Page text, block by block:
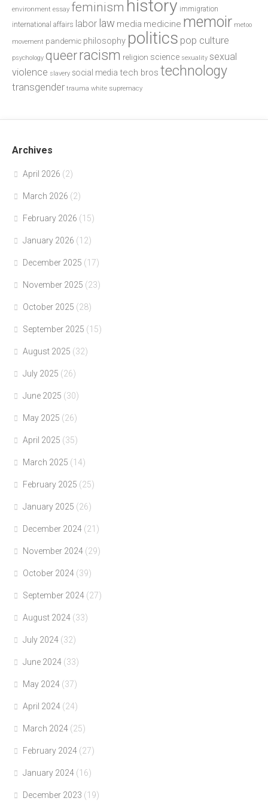
environment essay feminism history immigration
international affairs labor law media medicine memoir metoo
movement pandemic philosophy politics pop culture
psychology queerracism religion science sexuality sexual
violence slavery social media tech bros technology
transgender trauma white supremacy
Archives
April 2026 (2)
March 2026 (2)
February 2026 (15)
January 2026 (12)
December 2025 (17)
November 2025 (23)
October 2025 (28)
September 2025 (15)
August 2025 (32)
July 2025 (26)
June 2025 (30)
May 2025 (26)
April 2025 (35)
March 2025 (14)
February 2025 (25)
January 2025 (26)
December 2024 (21)
November 2024 (29)
October 2024 (39)
September 2024 (27)
August 2024 (33)
July 2024 (32)
June 2024 (33)
May 2024 (37)
April 2024 (24)
March 2024 (25)
February 2024 (27)
January 2024 (16)
December 2023 (19)